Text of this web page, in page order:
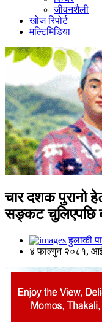
जीवनशैली
खोज रिपोर्ट
मल्टिमिडिया
चार दशक पुरानो
सङ्कट चुलिएपछि
हुलाकी
४ फाल्गुन २०८१,